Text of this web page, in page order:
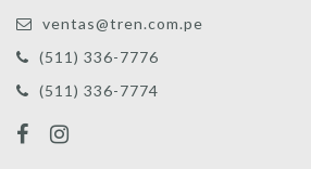
ventas@tren.com.pe
(511) 336-7776
(511) 336-7774